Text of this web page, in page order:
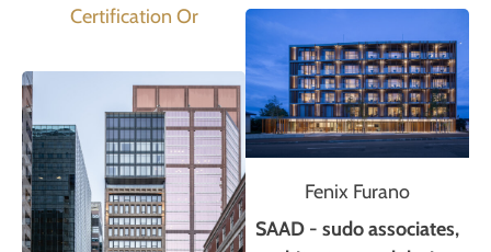
Certification Or
Fenix Furano
SAAD - sudo associates,